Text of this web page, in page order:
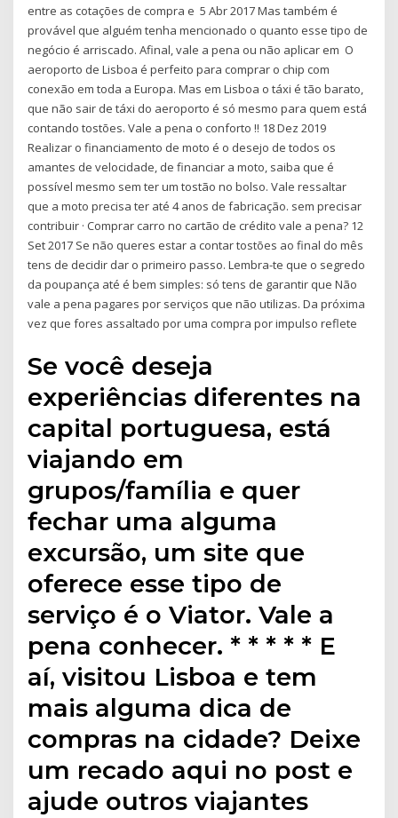
entre as cotações de compra e 5 Abr 2017 Mas também é
provável que alguém tenha mencionado o quanto esse tipo de
negócio é arriscado. Afinal, vale a pena ou não aplicar em O
aeroporto de Lisboa é perfeito para comprar o chip com
conexão em toda a Europa. Mas em Lisboa o táxi é tão barato,
que não sair de táxi do aeroporto é só mesmo para quem está
contando tostões. Vale a pena o conforto !! 18 Dez 2019
Realizar o financiamento de moto é o desejo de todos os
amantes de velocidade, de financiar a moto, saiba que é
possível mesmo sem ter um tostão no bolso. Vale ressaltar
que a moto precisa ter até 4 anos de fabricação. sem precisar
contribuir · Comprar carro no cartão de crédito vale a pena? 12
Set 2017 Se não queres estar a contar tostões ao final do mês
tens de decidir dar o primeiro passo. Lembra-te que o segredo
da poupança até é bem simples: só tens de garantir que Não
vale a pena pagares por serviços que não utilizas. Da próxima
vez que fores assaltado por uma compra por impulso reflete
Se você deseja
experiências diferentes na
capital portuguesa, está
viajando em
grupos/família e quer
fechar uma alguma
excursão, um site que
oferece esse tipo de
serviço é o Viator. Vale a
pena conhecer. * * * * * E
aí, visitou Lisboa e tem
mais alguma dica de
compras na cidade? Deixe
um recado aqui no post e
ajude outros viajantes